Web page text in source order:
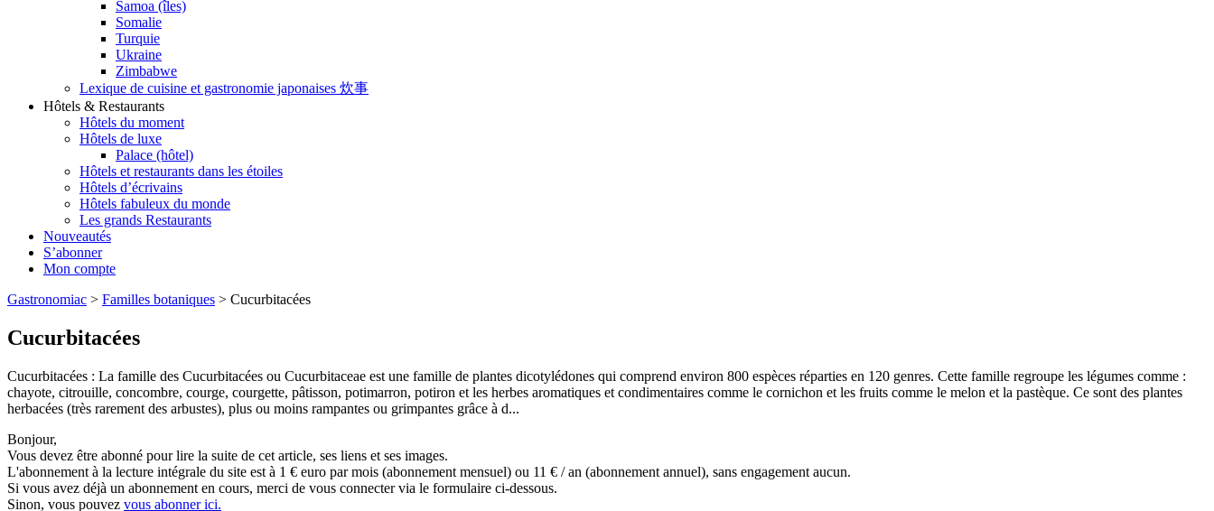
Samoa (îles)
Somalie
Turquie
Ukraine
Zimbabwe
Lexique de cuisine et gastronomie japonaises 炊事
Hôtels & Restaurants
Hôtels du moment
Hôtels de luxe
Palace (hôtel)
Hôtels et restaurants dans les étoiles
Hôtels d’écrivains
Hôtels fabuleux du monde
Les grands Restaurants
Nouveautés
S’abonner
Mon compte
Gastronomiac > Familles botaniques > Cucurbitacées
Cucurbitacées
Cucurbitacées : La famille des Cucurbitacées ou Cucurbitaceae est une famille de plantes dicotylédones qui comprend environ 800 espèces réparties en 120 genres. Cette famille regroupe les légumes comme :
chayote, citrouille, concombre, courge, courgette, pâtisson, potimarron, potiron et les herbes aromatiques et condimentaires comme le cornichon et les fruits comme le melon et la pastèque. Ce sont des plantes
herbacées (très rarement des arbustes), plus ou moins rampantes ou grimpantes grâce à d...
Bonjour,
Vous devez être abonné pour lire la suite de cet article, ses liens et ses images.
L'abonnement à la lecture intégrale du site est à 1 € euro par mois (abonnement mensuel) ou 11 € / an (abonnement annuel), sans engagement aucun.
Si vous avez déjà un abonnement en cours, merci de vous connecter via le formulaire ci-dessous.
Sinon, vous pouvez vous abonner ici.